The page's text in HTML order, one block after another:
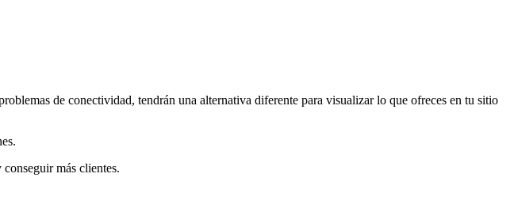
de conectividad, tendrán una alternativa diferente para visualizar lo que ofreces en tu sitio
más clientes.